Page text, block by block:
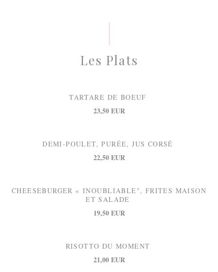
Les Plats
TARTARE DE BOEUF
23,50 EUR
DEMI-POULET, PURÉE, JUS CORSÉ
22,50 EUR
CHEESEBURGER « INOUBLIABLE", FRITES MAISON
ET SALADE
19,50 EUR
RISOTTO DU MOMENT
21,00 EUR